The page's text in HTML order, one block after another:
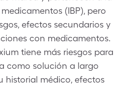
(IBP), pero
efectos secundarios y
con medicamentos.
tiene más riesgos para
como solución a largo
historial médico, efectos